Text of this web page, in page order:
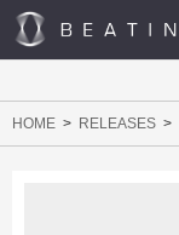
HOME RELEASES